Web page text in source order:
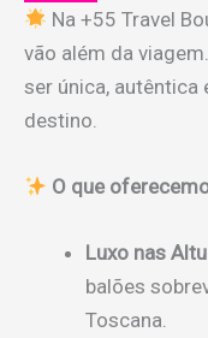
Na +55 Travel
vão além da
ser única, autêntica
destino.
O que
Luxo nas
balões
Toscana.